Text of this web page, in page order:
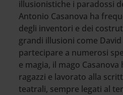
illusionistiche i paradossi
Antonio Casanova ha
degli inventori e dei
grandi illusioni come
partecipare a numerosi
e magia, il mago
ragazzi e lavorato alla
teatrali, sempre legati al